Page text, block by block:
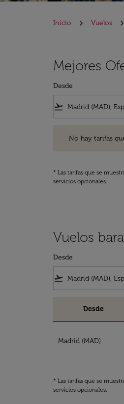
Inicio Vuelos
Mejores
Desde
flight_takeoff
No hay tarifas
* Las tarifas que se
servicios opcionales.
Vuelos
Desde
flight_takeoff
Desde
Madrid (MAD)
* Las tarifas que se
servicios opcionales.